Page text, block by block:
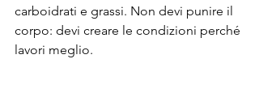
carboidrati e grassi. Non devi punire il
corpo: devi creare le condizioni perché
lavori meglio.